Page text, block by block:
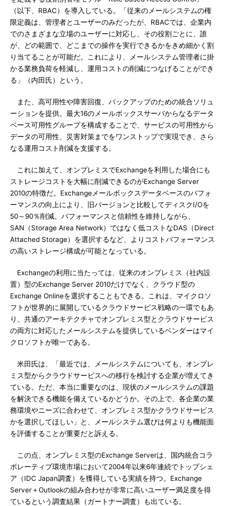
（以下、RBAC）を導入している。「従来のメールシステムの権
限定義は、管理者とユーザーのみだったが、RBACでは、企業内
でのさまざまな立場のユーザーに対応し、その役割ごとに、誰
が、どの範囲で、どこまでの操作を実行できるかをきめ細かく割
り当てることが可能だ。これにより、メールシステム管理者に掛
かる業務負荷を軽減し、運用コストの削減につなげることができ
る」（内田氏）という。
また、高可用性や障害回復、バックアップのための統合ソリュ
ーションを提供。最大16のメールボックスサーバからなるデータ
ベース可用性グループを構成することで、サービスの可用性から
データの可用性、災害対策までをワンストップで実現でき、さら
なる運用コスト削減を支援する。
これに加えて、オンプレミスでExchangeを利用した場合にも
ストレージコストを大幅に削減できるのがExchange Server
2010の特徴だ。Exchangeメールボックスデータベースのパフォ
ーマンスの向上により、旧バージョンと比較してディスクI/Oを
50～90％削減。パフォーマンスと信頼性を維持しながら、
SAN（Storage Area Network）ではなく低コストなDAS（Direct
Attached Storage）を選択するなど、よりコストパフォーマンス
の高いストレージ構成が可能となっている。
Exchangeの利用に当たっては、従来のオンプレミス（社内設
置）型のExchange Server 2010だけでなく、クラウド型の
Exchange Onlineを選択することもできる。これは、マイクロソ
フトが世界的に展開しているクラウドサービス戦略の一環でもあ
り、共通のアーキテクチャでオンプレミス型とクラウドサービス
の両方に対応したメールシステムを提供しているベンダーはマイ
クロソフトが唯一である。
米田氏は、「最近では、メールシステムについても、オンプレ
ミス型からクラウドサービスへの移行を検討する企業が増えてき
ている。ただ、本当に重要なのは、現状のメールシステムの課題
を解決できる機能を備えているかどうか。その上で、各企業の業
務環境やニーズに合わせて、オンプレミス型かクラウドサービス
かを選択してほしい」と、メールシステム選びは何よりも機能面
を評価することが重要だと訴える。
この点、オンプレミス型のExchange Serverは、国内統合コラ
ボレーティブ環境市場において2004年以来6年連続でトップシェ
ア（IDC Japan調査）を獲得している実績を持つ。Exchange
Server＋Outlookの組み合わせが非常に高いユーザー満足度を得
ているという調査結果（ガートナー調査）も出ている。